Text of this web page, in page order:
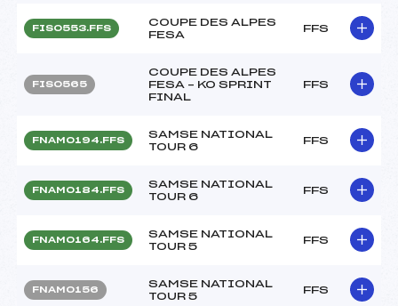
FIS0553.FFS
COUPE DES ALPES
FESA
FFS
FIS0565
COUPE DES ALPES
FESA – KO SPRINT
FINAL
FFS
FNAM0194.FFS
SAMSE NATIONAL
TOUR 6
FFS
FNAM0184.FFS
SAMSE NATIONAL
TOUR 6
FFS
FNAM0164.FFS
SAMSE NATIONAL
TOUR 5
FFS
FNAM0156
SAMSE NATIONAL
TOUR 5
FFS